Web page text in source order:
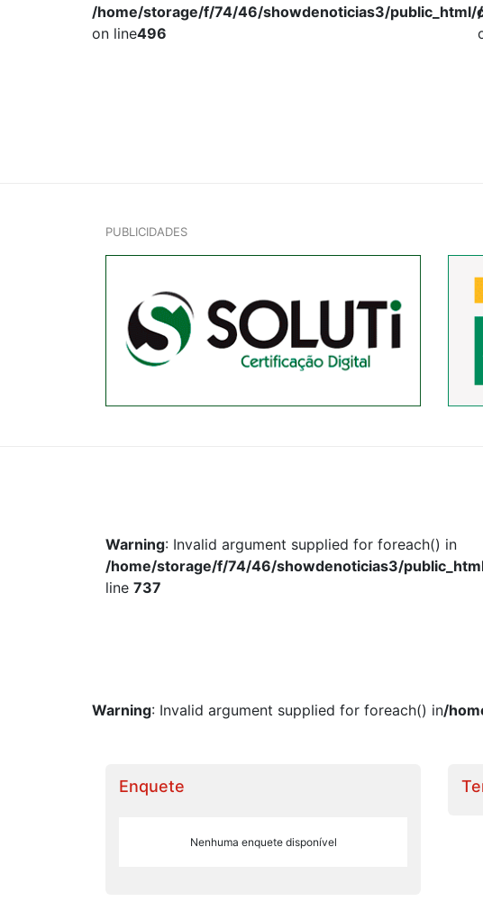
/home/storage/f/74/46/showdenoticias3/public_html/
on line496
PUBLICIDADES
Warning: Invalid argument supplied for foreach() in
/home/storage/f/74/46/showdenoticias3/
line 737
Warning: Invalid argument supplied for foreach() in/
Enquete
Nenhuma enquete disponível